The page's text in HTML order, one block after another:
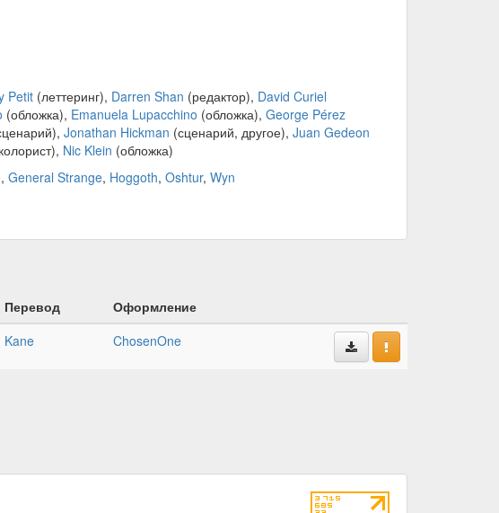
Petit(леттеринг), Darren Shan (редактор), David Curiel
(обложка), Emanuela Lupacchino (обложка), George Pérez
Jonathan Hickman (сценарий, другое), Juan Gedeon
Nic Klein (обложка)
, General Strange, Hoggoth, Oshtur, Wyn
Перевод
Оформление
Kane ChosenOne